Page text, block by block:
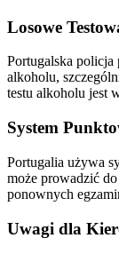
Losowe
Portugalska policja
alkoholu,
testu alkoholu jest
System
Portugalia używa
może prowadzić
ponownych
Uwagi dla